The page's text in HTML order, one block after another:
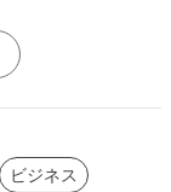
ビジネス